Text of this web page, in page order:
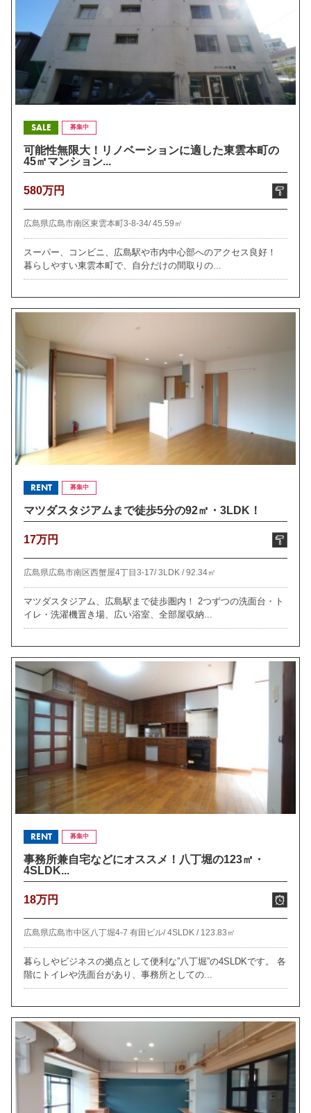
SALE 募集中
可能性無限大！リノベーションに適した東雲本町の
45㎡マンション...
580万円
広島県広島市南区東雲本町3-8-34/45.59㎡
スーパー、コンビニ、広島駅や市内中心部へのアクセス良好！
暮らしやすい東雲本町で、自分だけの間取りの...
RENT 募集中
マツダスタジアムまで徒歩5分の92㎡・3LDK！
17万円
広島県広島市南区西蟹屋4丁目3-17/3LDK /92.34㎡
マツダスタジアム、広島駅まで徒歩圏内！ 2つずつの洗面台・ト
イレ・洗濯機置き場、広い浴室、全部屋収納...
RENT 募集中
事務所兼自宅などにオススメ！八丁堀の123㎡・
4SLDK...
18万円
広島県広島市中区八丁堀4-7 有田ビル/4SLDK / 123.83㎡
暮らしやビジネスの拠点として便利な”八丁堀”の4SLDKです。 各
階にトイレや洗面台があり、事務所としての...